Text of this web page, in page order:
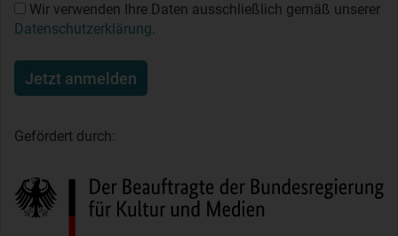
Wir verwenden Ihre Daten ausschließlich gemäß unserer
Datenschutzerklärung.
Jetzt anmelden
Gefördert durch: